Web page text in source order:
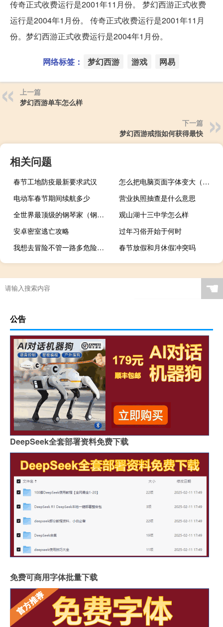
传奇正式收费运行是2001年11月份。 梦幻西游正式收费
运行是2004年1月份。 传奇正式收费运行是2001年11月
份。梦幻西游正式收费运行是2004年1月份。
网络标签： 梦幻西游 游戏 网易
上一篇
梦幻西游单车怎么样
下一篇
梦幻西游戒指如何获得最快
相关问题
春节工地防疫最新要求武汉
怎么把电脑页面字体变大（页面字体变大）
电动车春节期间续航多少
营业执照抽查是什么意思
全世界最顶级的钢琴家（钢琴大师排名）
观山湖十三中学怎么样
安卓密室逃亡攻略
过年习俗开始于何时
我想去冒险不管一路多危险这首歌（我想去冒险不管一路多危险）
春节放假和月休假冲突吗
☚
公告
DeepSeek全套部署资料免费下载
免费可商用字体批量下载